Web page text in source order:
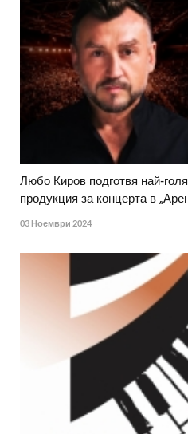
Любо Киров подготвя най-
продукция за концерта в
03 Ноември 2024